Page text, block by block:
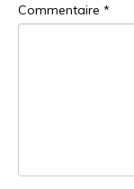
Commentaire *